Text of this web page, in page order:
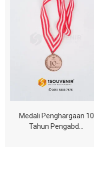
Medali Penghargaan 10
Tahun Pengabd…